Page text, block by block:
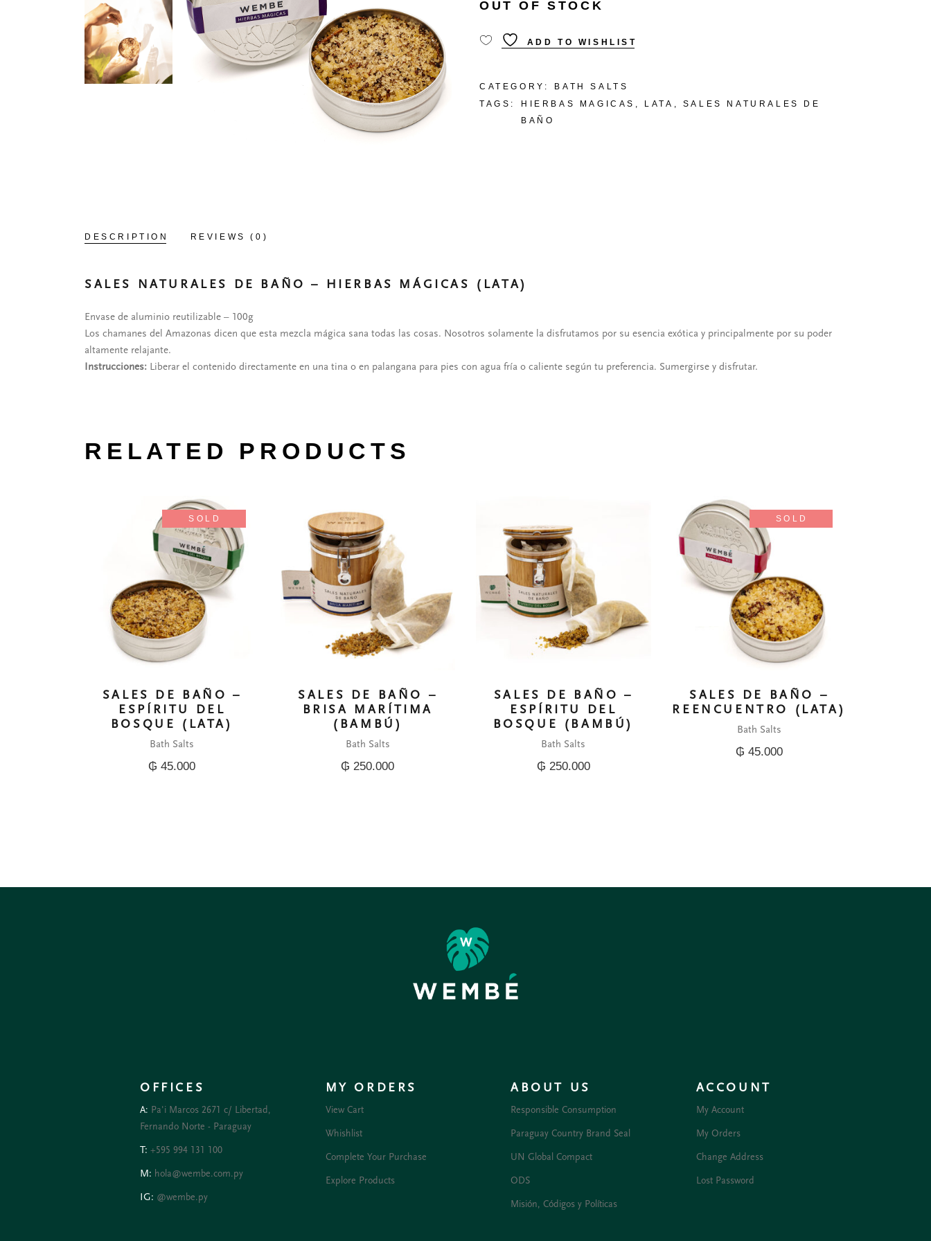
OUT OF STOCK
ADD TO WISHLIST
CATEGORY:
BATH SALTS
TAGS:
HIERBAS MAGICAS , LATA , SALES NATURALES DE
BAÑO
DESCRIPTION REVIEWS (0)
SALES NATURALES DE BAÑO – HIERBAS MÁGICAS (LATA)
Envase de aluminio reutilizable – 100g
Los chamanes del Amazonas dicen que esta mezcla mágica sana todas las cosas. Nosotros solamente la disfrutamos por su esencia exótica y principalmente por su poder
altamente relajante.
Instrucciones: Liberar el contenido directamente en una tina o en palangana para pies con agua fría o caliente según tu preferencia. Sumergirse y disfrutar.
RELATED PRODUCTS
SOLD
SALES DE BAÑO –
ESPÍRITU DEL
BOSQUE (LATA)
Bath Salts
₲ 45.000
SALES DE BAÑO –
BRISA MARÍTIMA
(BAMBÚ)
Bath Salts
₲ 250.000
SALES DE BAÑO –
ESPÍRITU DEL
BOSQUE (BAMBÚ)
Bath Salts
₲ 250.000
SOLD
SALES DE BAÑO –
REENCUENTRO (LATA)
Bath Salts
₲ 45.000
OFFICES
A: Pa'i Marcos 2671 c/ Libertad,
Fernando Norte - Paraguay
T: +595 994 131 100
M: hola@wembe.com.py
IG: @wembe.py
MY ORDERS
View Cart
Whishlist
Complete Your Purchase
Explore Products
ABOUT US
Responsible Consumption
Paraguay Country Brand Seal
UN Global Compact
ODS
Misión, Códigos y Políticas
ACCOUNT
My Account
My Orders
Change Address
Lost Password